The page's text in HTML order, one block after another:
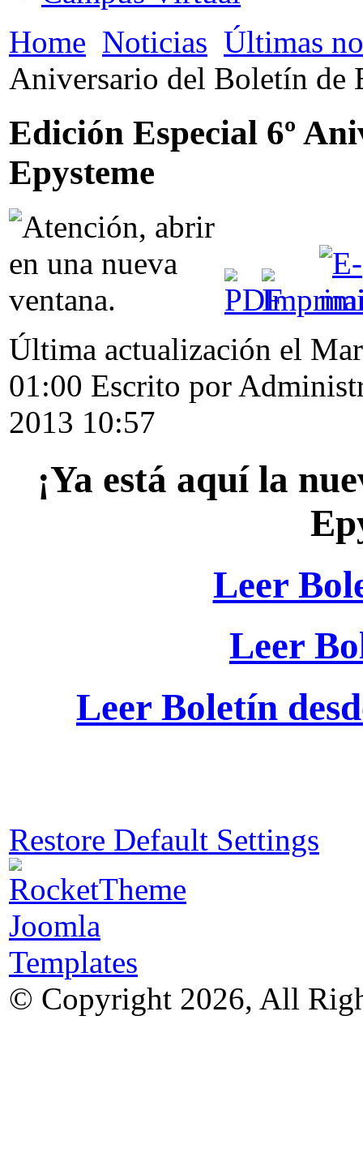
Home Noticias Últimas
Aniversario del Boletín de
Edición Especial 6º
Epysteme
Última actualización el
01:00 Escrito por
2013 10:57
¡Ya está aquí la
Leer
Leer
Leer Boletín
Restore Default Settings
© Copyright 2026, All